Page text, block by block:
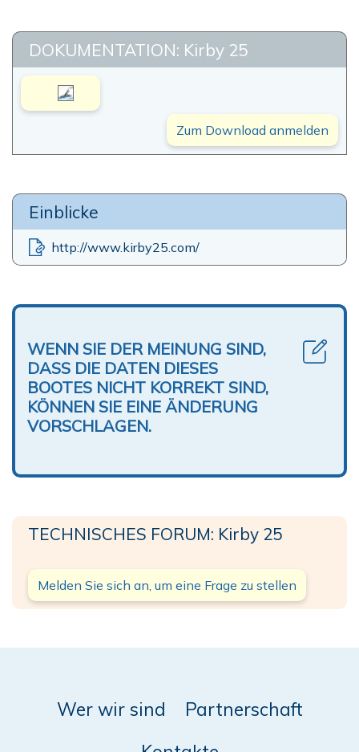
DOKUMENTATION: Kirby 25
Zum Download anmelden
Einblicke
http://www.kirby25.com/
WENN SIE DER MEINUNG SIND,
DASS DIE DATEN DIESES
BOOTES NICHT KORREKT SIND,
KÖNNEN SIE EINE ÄNDERUNG
VORSCHLAGEN.
TECHNISCHES FORUM: Kirby 25
Melden Sie sich an, um eine Frage zu stellen
Wer wir sind
Partnerschaft